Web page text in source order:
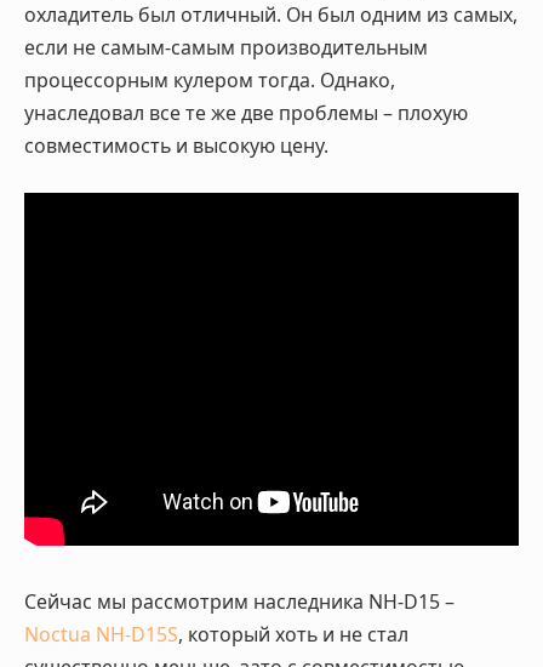
охладитель был отличный. Он был одним из самых,
если не самым-самым производительным
процессорным кулером тогда. Однако,
унаследовал все те же две проблемы – плохую
совместимость и высокую цену.
Сейчас мы рассмотрим наследника NH-D15 –
Noctua NH-D15S, который хоть и не стал